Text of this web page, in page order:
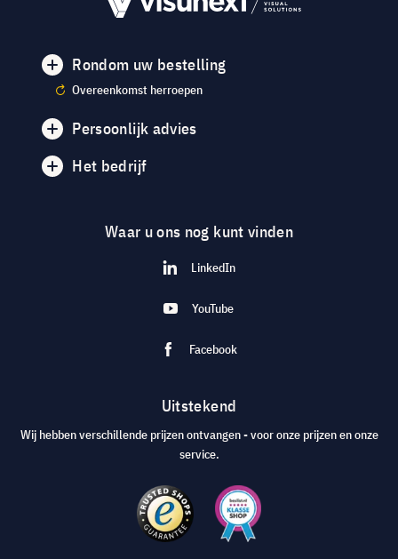
Rondom uw bestelling
Overeenkomst herroepen
Persoonlijk advies
Het bedrijf
Waar u ons nog kunt vinden
LinkedIn
YouTube
Facebook
Uitstekend
Wij hebben verschillende prijzen ontvangen - voor onze prijzen en onze
service.